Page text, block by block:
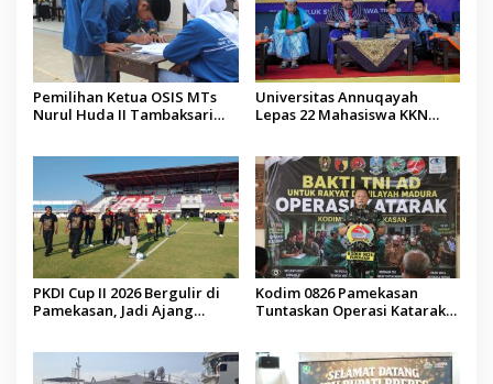
Pemilihan Ketua OSIS MTs
Nurul Huda II Tambaksari
Universitas Annuqayah
Lepas 22 Mahasiswa KKN
PKDI Cup II 2026 Bergulir di
Pamekasan, Jadi Ajang
Kodim 0826 Pamekasan
Tuntaskan Operasi Katarak